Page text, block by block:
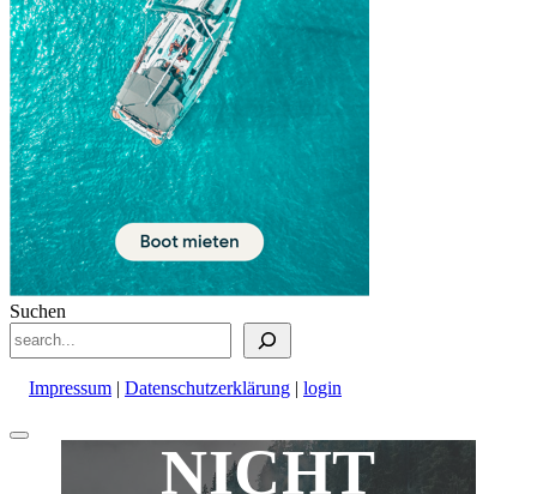
Suchen
Impressum | Datenschutzerklärung | login
Nach
NICHT